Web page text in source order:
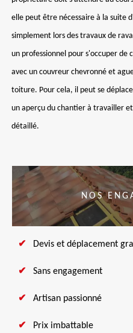
elle peut être nécessaire à la suite
simplement lors des travaux de
un professionnel pour s'occuper
avec un couvreur chevronné et
toiture. Pour cela, il peut se
un aperçu du chantier à travailler
détaillé.
NOS
Devis et déplacement
Sans engagement
Artisan passionné
Prix imbattable